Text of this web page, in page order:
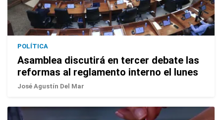
POLÍTICA
Asamblea discutirá en tercer debate las
reformas al reglamento interno el lunes
José Agustín Del Mar